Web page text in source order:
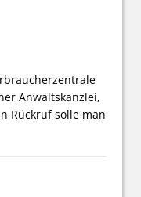
Anwaltskanzlei,
Rückruf solle man